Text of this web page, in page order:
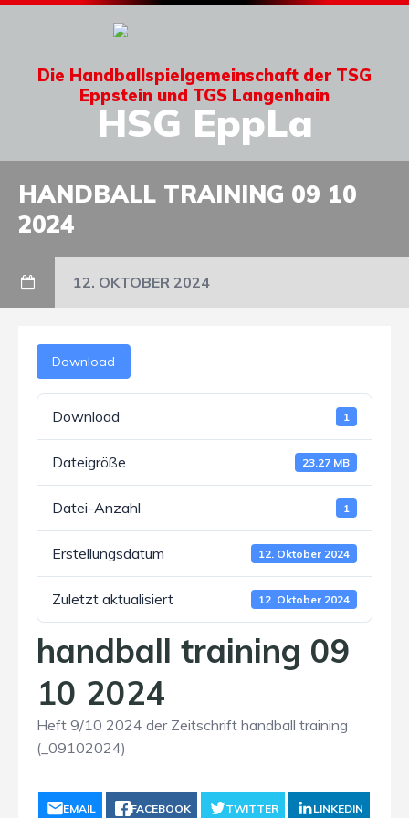
Die Handballspielgemeinschaft der TSG
Eppstein und TGS Langenhain
HSG EppLa
HANDBALL TRAINING 09 10
2024
12. OKTOBER 2024
Download
Download 1
Dateigröße 23.27 MB
Datei-Anzahl 1
Erstellungsdatum 12. Oktober 2024
Zuletzt aktualisiert 12. Oktober 2024
handball training 09
10 2024
Heft 9/10 2024 der Zeitschrift handball training
(_09102024)
EMAIL FACEBOOK TWITTER LINKEDIN